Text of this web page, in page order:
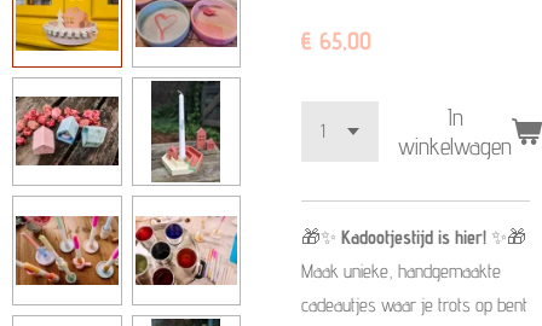
€ 65,00
In
winkelwagen
🎁✨ Kadootjestijd is hier! ✨🎁
Maak unieke, handgemaakte
cadeautjes waar je trots op bent